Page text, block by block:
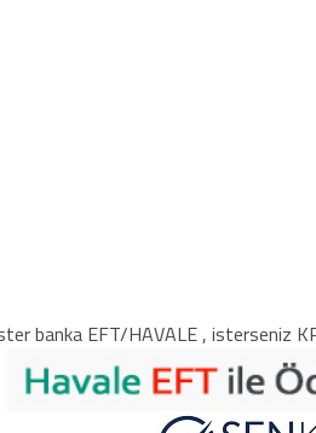
banka EFT/HAVALE , isterseniz